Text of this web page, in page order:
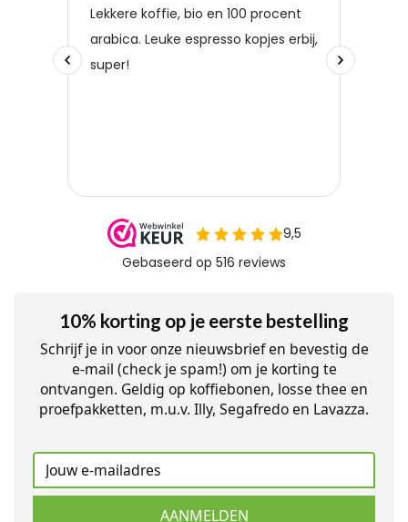
10% korting op je eerste bestelling
Schrijf je in voor onze nieuwsbrief en bevestig de
e-mail (check je spam!) om je korting te
ontvangen. Geldig op koffiebonen, losse thee en
proefpakketten, m.u.v. Illy, Segafredo en Lavazza.
AANMELDEN